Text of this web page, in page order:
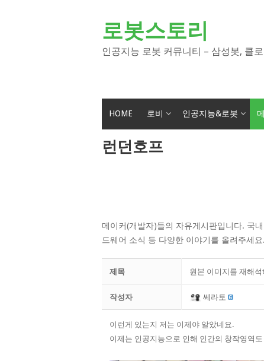
로봇스토리
인공지능 로봇 커뮤니티 – 삼성봇, 클
HOME 로비 인공지능&로봇
런던호프
메이커(개발자)들의 자유게시판입니다. 국
드웨어 소식 등 다양한 이야기를 올려주세
제목 원본 이미지를 재해
작성자 쎄라토
이런게 있는지 저는 이제야 알았네요.
이제는 인공지능으로 인해 인간의 창작영역